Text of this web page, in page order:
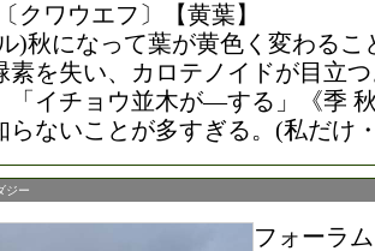
クワウエフ〕【黄葉】
)秋になって葉が黄色く変わるこ
素を失い、カロテノイドが目立
「イチョウ並木が―する」《季
らないことが多すぎる。(私だけ
ジー
フォーラ